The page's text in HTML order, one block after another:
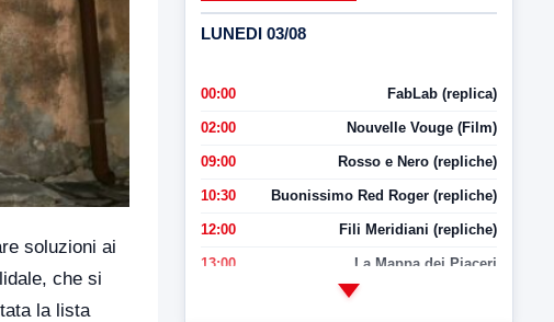
soluzioni ai
che si
la lista
LUNEDI 03/08
00:00 FabLab (replica)
02:00 Nouvelle Vouge (Film)
09:00 Rosso e Nero (repliche)
10:30 Buonissimo Red Roger (repliche)
12:00 Fili Meridiani (repliche)
13:00 La Mappa dei Piaceri